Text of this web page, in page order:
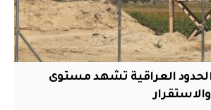
الحدود العراقية تشهد مستوى